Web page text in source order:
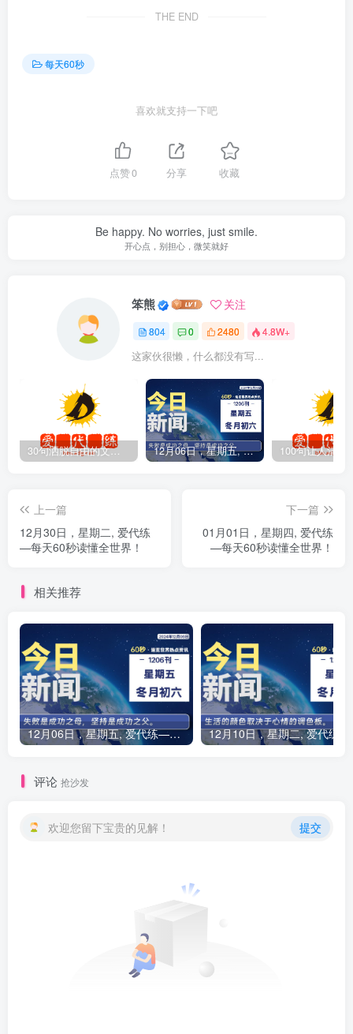
THE END
每天60秒
喜欢就支持一下吧
点赞0 分享 收藏
Be happy. No worries, just smile.
开心点，别担心，微笑就好
笨熊 关注
804 0 2480 4.8W+
这家伙很懒，什么都没有写...
30句洒脱自由的文案短句 12月06日，星期五, 爱代练—每天60秒读懂全世界！
上一篇
12月30日，星期二, 爱代练
—每天60秒读懂全世界！
下一篇
01月01日，星期四, 爱代练
—每天60秒读懂全世界！
相关推荐
12月06日，星期五, 爱代练—每天60秒读懂全世界！
评论 抢沙发
欢迎您留下宝贵的见解！ 提交